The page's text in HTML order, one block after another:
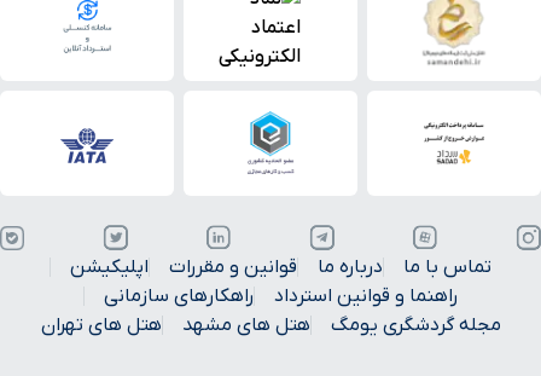
تماس با ما درباره ما قوانین و مقررات
اپلیکیشن
راهنما و قوانین استرداد
راهکارهای سازمانی
مجله گردشگری یومگ
هتل های مشهد هتل های تهران